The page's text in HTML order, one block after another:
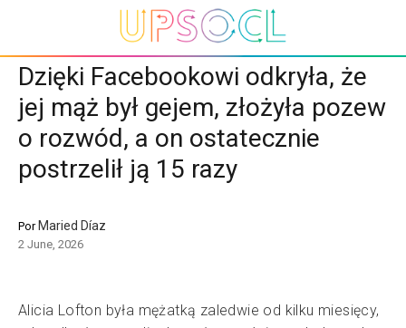
Dzięki Facebookowi odkryła, że
jej mąż był gejem, złożyła pozew
o rozwód, a on ostatecznie
postrzelił ją 15 razy
Por Maried Díaz
2 June, 2026
Alicia Lofton była mężatką zaledwie od kilku miesięcy,